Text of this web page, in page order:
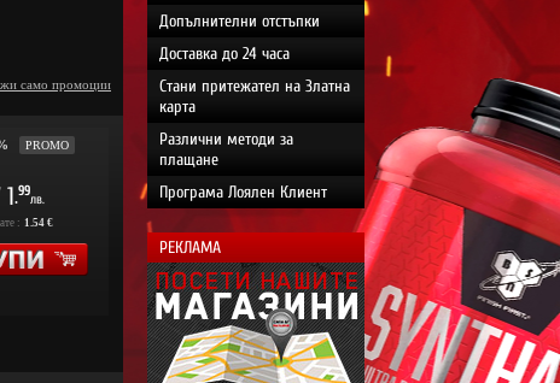
само промоции
PROMO
1.99
лв.
: 1.54 €
Допълнителни отстъпки
Доставка до 24 часа
Стани притежател на Златна
карта
Различни методи за
плащане
Програма Лоялен Клиент
РЕКЛАМА